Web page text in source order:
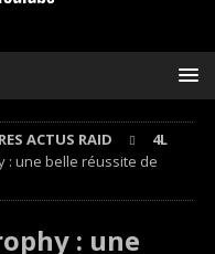
ACTUS RAID
4L
: une belle réussite de
: une